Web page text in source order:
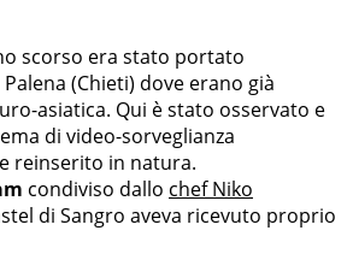
scorso era stato portato
(Chieti) dove erano già
asiatica. Qui è stato osservato e
di video-sorveglianza
reinserito in natura.
condiviso dallo chef Niko
di Sangro aveva ricevuto proprio